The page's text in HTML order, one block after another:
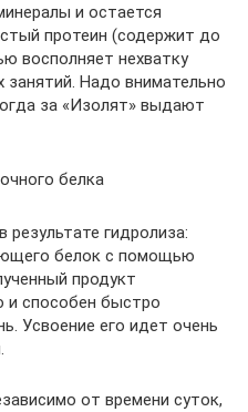
и остается
протеин (содержит до
восполняет нехватку
занятий. Надо внимательно
за «Изолят» выдают
белка
результате гидролиза:
белок с помощью
продукт
и способен быстро
Усвоение его идет очень
от времени суток,